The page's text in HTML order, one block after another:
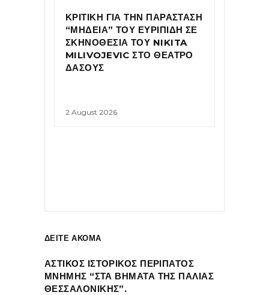
ΚΡΙΤΙΚΗ ΓΙΑ ΤΗΝ ΠΑΡΑΣΤΑΣΗ
“ΜΗΔΕΙΑ” ΤΟΥ ΕΥΡΙΠΙΔΗ ΣΕ
ΣΚΗΝΟΘΕΣΙΑ ΤΟΥ NIKITA
MILIVOJEVIC ΣΤΟ ΘΕΑΤΡΟ
ΔΑΣΟΥΣ
2 August 2026
ΔΕΙΤΕ ΑΚΟΜΑ
ΑΣΤΙΚΟΣ ΙΣΤΟΡΙΚΟΣ ΠΕΡΙΠΑΤΟΣ
ΜΝΗΜΗΣ “ΣΤΑ ΒΗΜΑΤΑ ΤΗΣ ΠΑΛΙΑΣ
ΘΕΣΣΑΛΟΝΙΚΗΣ”.